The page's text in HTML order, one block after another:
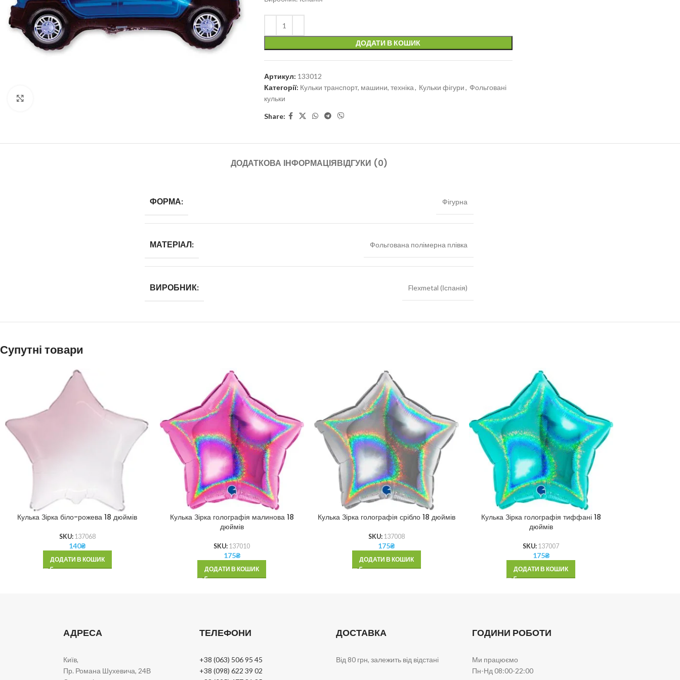
ДОДАТИ В КОШИК
Артикул: 133012
Категорії: Кульки транспорт, машини, техніка, Кульки фігури, Фольговані
кульки
Share:
ДОДАТКОВА ІНФОРМАЦІЯВІДГУКИ (0)
ФОРМА: Фігурна
МАТЕРІАЛ: Фольгована полімерна плівка
ВИРОБНИК: Flexmetal (Іспанія)
Супутні товари
Кулька Зірка біло-рожева 18 дюймів
SKU: 137068
140₴
ДОДАТИ В КОШИК
Кулька Зірка голографія малинова 18
дюймів
SKU: 137010
175₴
ДОДАТИ В КОШИК
Кулька Зірка голографія срібло 18 дюймів
SKU: 137008
175₴
ДОДАТИ В КОШИК
Кулька Зірка голографія тиффані 18
дюймів
SKU: 137007
175₴
ДОДАТИ В КОШИК
АДРЕСА
Київ,
Пр. Романа Шухевича, 24В
ТЕЛЕФОНИ
+38 (063) 506 95 45
+38 (098) 622 39 02
ДОСТАВКА
Від 80 грн, залежить від відстані
ГОДИНИ РОБОТИ
Ми працюємо
Пн-Нд 08:00-22:00